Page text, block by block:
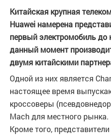
Китайская крупная
Huawei намерена
первый электромобиль до
данный момент
двумя китайскими
Одной из них является
настоящее время
кроссоверы
Mach для местного рынка.
Кроме того,